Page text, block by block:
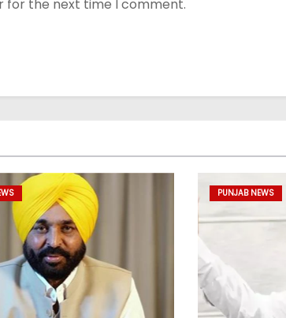
for the next time I comment.
PUNJAB NEWS